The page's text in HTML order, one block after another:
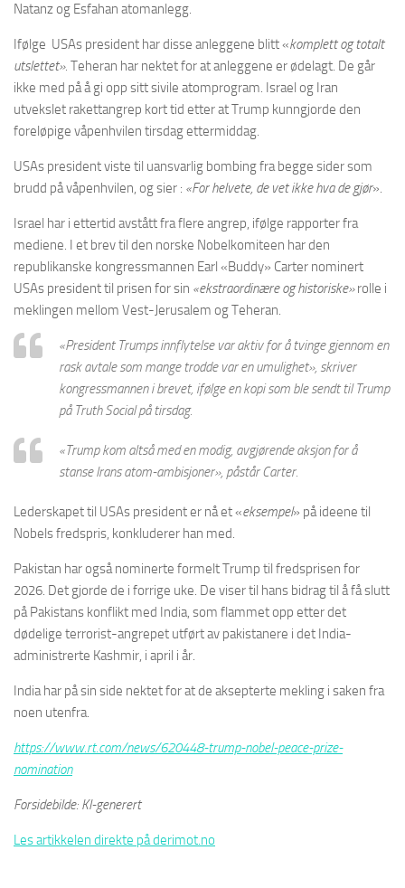
Natanz og Esfahan atomanlegg.
Ifølge USAs president har disse anleggene blitt «komplett og totalt
utslettet». Teheran har nektet for at anleggene er ødelagt. De går
ikke med på å gi opp sitt sivile atomprogram. Israel og Iran
utvekslet rakettangrep kort tid etter at Trump kunngjorde den
foreløpige våpenhvilen tirsdag ettermiddag.
USAs president viste til uansvarlig bombing fra begge sider som
brudd på våpenhvilen, og sier : «For helvete, de vet ikke hva de gjør».
Israel har i ettertid avstått fra flere angrep, ifølge rapporter fra
mediene. I et brev til den norske Nobelkomiteen har den
republikanske kongressmannen Earl «Buddy» Carter nominert
USAs president til prisen for sin «ekstraordinære og historiske»rolle i
meklingen mellom Vest-Jerusalem og Teheran.
«President Trumps innflytelse var aktiv for å tvinge gjennom en
rask avtale som mange trodde var en umulighet», skriver
kongressmannen i brevet, ifølge en kopi som ble sendt til Trump
på Truth Social på tirsdag.
«Trump kom altså med en modig, avgjørende aksjon for å
stanse Irans atom-ambisjoner», påstår Carter.
Lederskapet til USAs president er nå et «eksempel» på ideene til
Nobels fredspris, konkluderer han med.
Pakistan har også nominerte formelt Trump til fredsprisen for
2026. Det gjorde de i forrige uke. De viser til hans bidrag til å få slutt
på Pakistans konflikt med India, som flammet opp etter det
dødelige terrorist-angrepet utført av pakistanere i det India-
administrerte Kashmir, i april i år.
India har på sin side nektet for at de aksepterte mekling i saken fra
noen utenfra.
https://www.rt.com/news/620448-trump-nobel-peace-prize-
nomination
Forsidebilde: KI-generert
Les artikkelen direkte på derimot.no